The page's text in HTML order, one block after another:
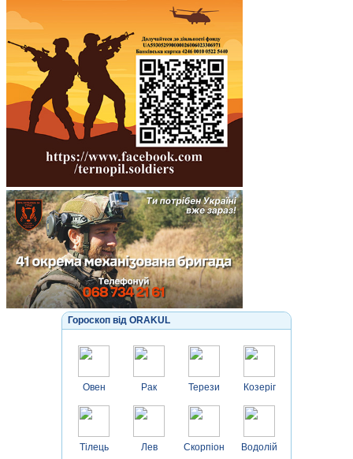
Гороскоп від ORAKUL
Овен
Тілець
Рак
Лев
Терези
Скорпіон
Козеріг
Водолій